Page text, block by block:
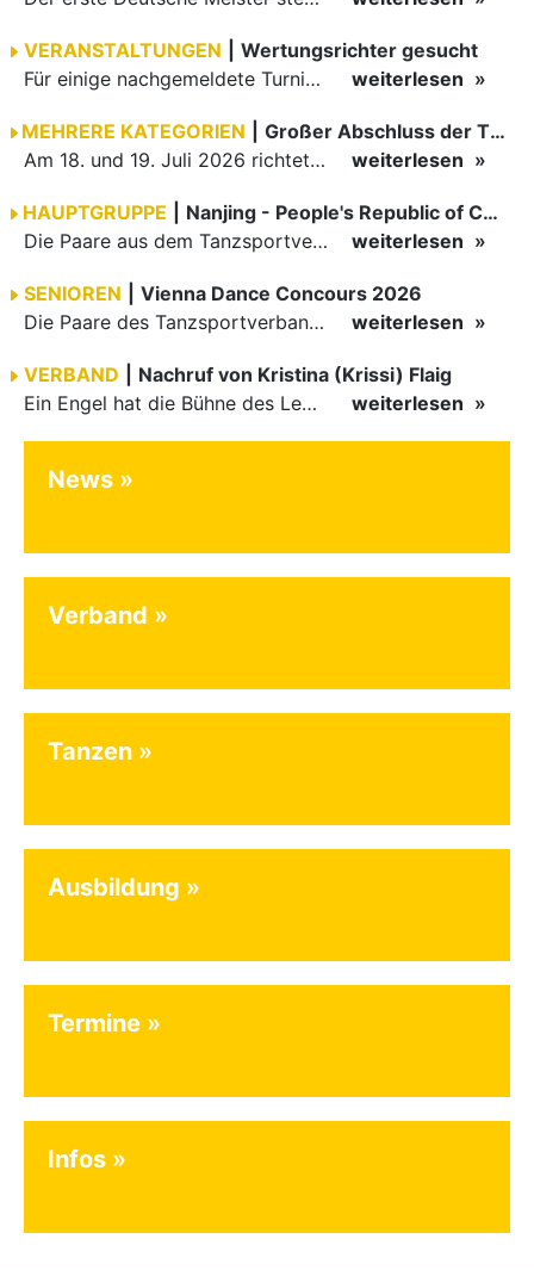
VERANSTALTUNGEN
Wertungsrichter gesucht
Für einige nachgemeldete Turniere im 2 Halbjahr sucht der ZWE noch Wertungsrichter.
weiterlesen
MEHRERE KATEGORIEN
Großer Abschluss der TBW-Trophy in Weinheim
Am 18. und 19. Juli 2026 richtete die Tanzsportabteilung (TSA) der TSG 1862 Weinheim das Abschlussturnier der diesjährigen TBW-Trophy-Serie aus. Zum traditionellen Saisonfinale kamen rund 400 Starts über…
weiterlesen
HAUPTGRUPPE
Nanjing - People's Republic of China
Die Paare aus dem Tanzsportverband Baden-Württemberg (TBW) haben beim hochklassig besetzten WDSF GrandSlam im chinesischen Nanjing wieder einmal auf internationalem Top-Niveau geglänzt. Das…
weiterlesen
SENIOREN
Vienna Dance Concours 2026
Die Paare des Tanzsportverbandes Baden-Württemberg (TBW) glänzten auf dem internationalen Parkett des Vienna Dance Concourse 2026 im Wiener Rathaus mit hervorragenden Platzierungen Ergebnisse unter: …
weiterlesen
VERBAND
Nachruf von Kristina (Krissi) Flaig
Ein Engel hat die Bühne des Lebens verlassen. Viel zu früh, plötzlich und für uns alle unfassbar, wurde unsere geliebte Kristina (Krissi) Flaig im Alter von 36 Jahren aus dem Leben gerissen. Das Tanzen…
weiterlesen
News
Verband
Tanzen
Ausbildung
Termine
Infos